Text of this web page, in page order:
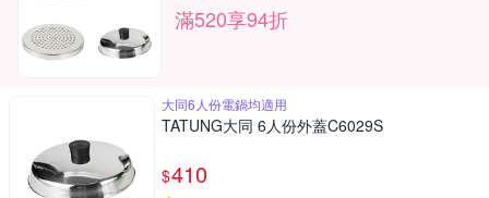
滿520享94折
大同6人份電鍋均適用
TATUNG大同 6人份外蓋C6029S
$410